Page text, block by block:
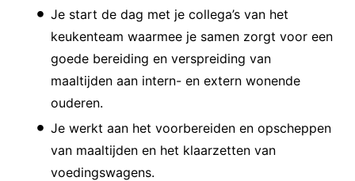
Je start de dag met je collega’s van het
keukenteam waarmee je samen zorgt voor een
goede bereiding en verspreiding van
maaltijden aan intern- en extern wonende
ouderen.
Je werkt aan het voorbereiden en opscheppen
van maaltijden en het klaarzetten van
voedingswagens.